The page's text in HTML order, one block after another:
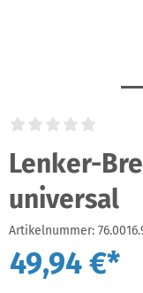
Lenker-
universal
Artikelnummer:
49,94 €*